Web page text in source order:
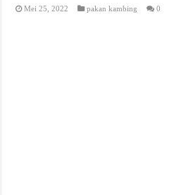
Mei 25, 2022 pakan kambing 0